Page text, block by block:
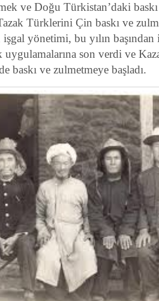
ve Doğu Türkistan’daki
Türklerini Çin baskı ve
yönetimi, bu yılın
uygulamalarına son verdi ve
baskı ve zulmetmeye başladı.